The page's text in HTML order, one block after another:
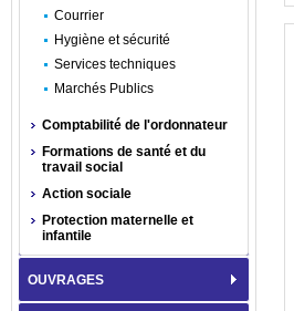
Courrier
Hygiène et sécurité
Services techniques
Marchés Publics
Comptabilité de l'ordonnateur
Formations de santé et du
travail social
Action sociale
Protection maternelle et
infantile
OUVRAGES